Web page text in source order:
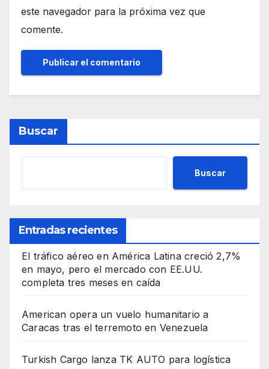
este navegador para la próxima vez que
comente.
Buscar
Buscar
Entradas recientes
El tráfico aéreo en América Latina creció 2,7%
en mayo, pero el mercado con EE.UU.
completa tres meses en caída
American opera un vuelo humanitario a
Caracas tras el terremoto en Venezuela
Turkish Cargo lanza TK AUTO para logística